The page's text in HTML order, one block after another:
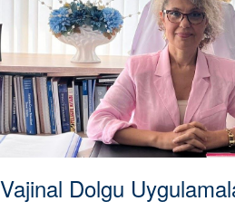
Vajinal Dolgu